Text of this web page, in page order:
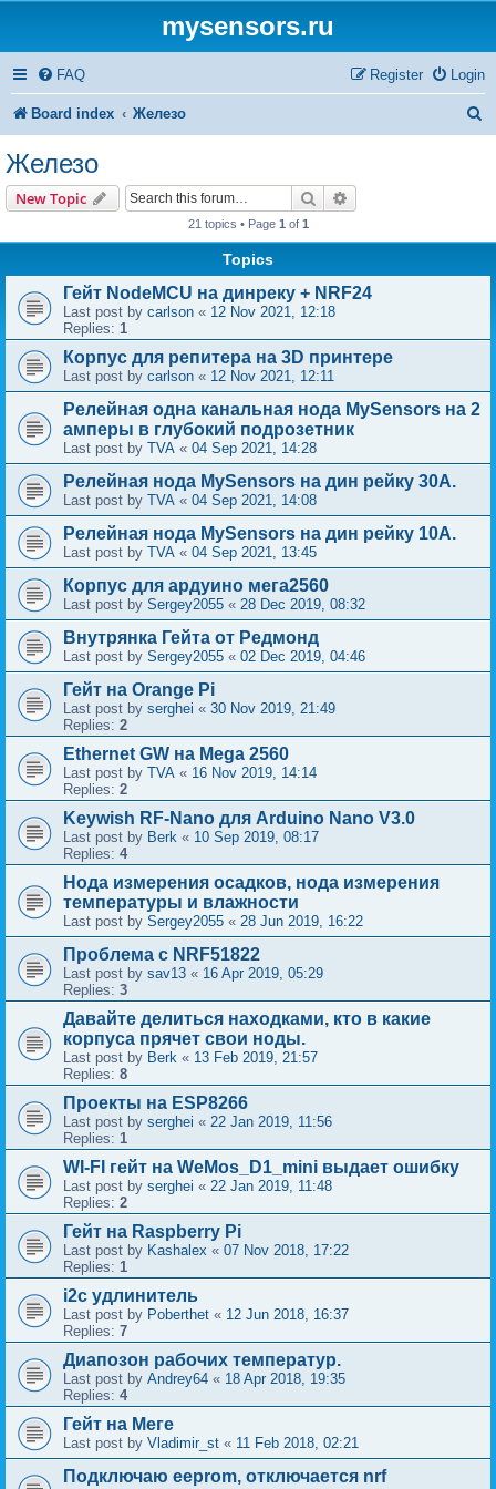
mysensors.ru
FAQ Login
Register
Board index Железо
c
h
Железо
New Topic Search
21 topics • Page 1 of 1
Topics
Гейт NodeMCU на динреку + NRF24
Last post by carlson « 12 Nov 2021, 12:18
Replies: 1
Корпус для репитера на 3D принтере
Last post by carlson « 12 Nov 2021, 12:11
Релейная одна канальная нода MySensors на 2
амперы в глубокий подрозетник
Last post by TVA « 04 Sep 2021, 14:28
Релейная нода MySensors на дин рейку 30А.
Last post by TVA « 04 Sep 2021, 14:08
Релейная нода MySensors на дин рейку 10А.
Last post by TVA « 04 Sep 2021, 13:45
Корпус для ардуино мега2560
Last post by Sergey2055 « 28 Dec 2019, 08:32
Внутрянка Гейта от Редмонд
Last post by Sergey2055 « 02 Dec 2019, 04:46
Гейт на Orange Pi
Last post by serghei « 30 Nov 2019, 21:49
Replies: 2
Ethernet GW на Mega 2560
Last post by TVA « 16 Nov 2019, 14:14
Replies: 2
Keywish RF-Nano для Arduino Nano V3.0
Last post by Berk « 10 Sep 2019, 08:17
Replies: 4
Нода измерения осадков, нода измерения
температуры и влажности
Last post by Sergey2055 « 28 Jun 2019, 16:22
Проблема с NRF51822
Last post by sav13 « 16 Apr 2019, 05:29
Replies: 3
Давайте делиться находками, кто в какие
корпуса прячет свои ноды.
Last post by Berk « 13 Feb 2019, 21:57
Replies: 8
Проекты на ESP8266
Last post by serghei « 22 Jan 2019, 11:56
Replies: 1
WI-FI гейт на WeMos_D1_mini выдает ошибку
Last post by serghei « 22 Jan 2019, 11:48
Replies: 2
Гейт на Raspberry Pi
Last post by Kashalex « 07 Nov 2018, 17:22
Replies: 1
i2c удлинитель
Last post by Poberthet « 12 Jun 2018, 16:37
Replies: 7
Диапозон рабочих температур.
Last post by Andrey64 « 18 Apr 2018, 19:35
Replies: 4
Гейт на Меге
Last post by Vladimir_st « 11 Feb 2018, 02:21
Подключаю eeprom, отключается nrf